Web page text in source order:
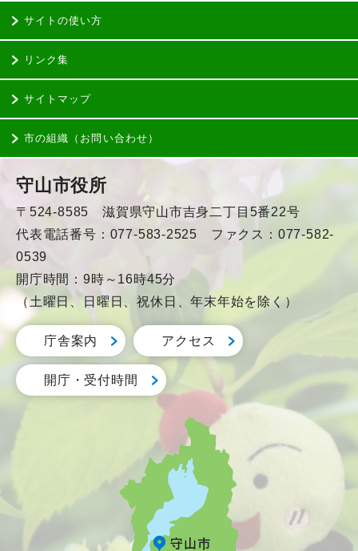
サイトの使い方
リンク集
サイトマップ
市の組織（お問い合わせ）
守山市役所
〒524-8585 滋賀県守山市吉身二丁目5番22号
代表電話番号：077-583-2525 ファクス：077-582-
0539
開庁時間：9時～16時45分
（土曜日、日曜日、祝休日、年末年始を除く）
庁舎案内 アクセス
開庁・受付時間